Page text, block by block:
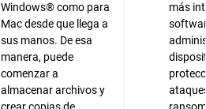
Windows® como para
Mac desde que llega a
sus manos. De esa
manera, puede
comenzar a
almacenar archivos y
más